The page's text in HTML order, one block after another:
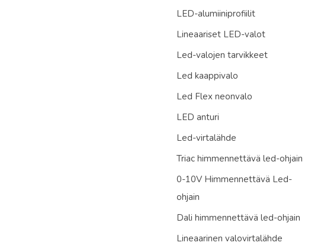
LED-alumiiniprofiilit
Lineaariset LED-valot
Led-valojen tarvikkeet
Led kaappivalo
Led Flex neonvalo
LED anturi
Led-virtalähde
Triac himmennettävä led-ohjain
0-10V Himmennettävä Led-
ohjain
Dali himmennettävä led-ohjain
Lineaarinen valovirtalähde